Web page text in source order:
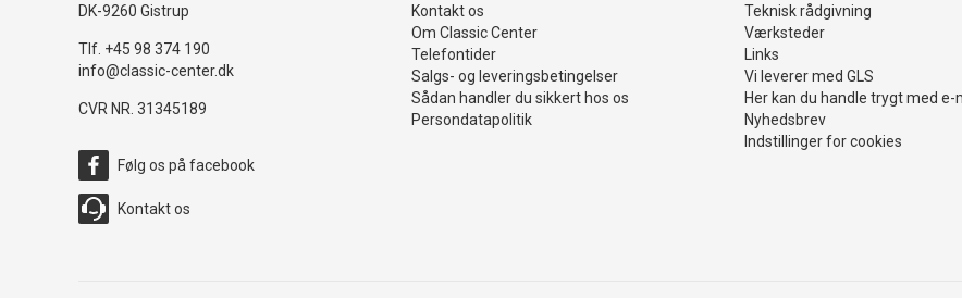
DK-9260 Gistrup
Tlf. +45 98 374 190
info@classic-center.dk
CVR NR. 31345189
Følg os på facebook
Kontakt os
Kontakt os
Om Classic Center
Telefontider
Salgs- og leveringsbetingelser
Sådan handler du sikkert hos os
Persondatapolitik
Teknisk rådgivning
Værksteder
Links
Vi leverer med GLS
Her kan du handle trygt med
Nyhedsbrev
Indstillinger for cookies